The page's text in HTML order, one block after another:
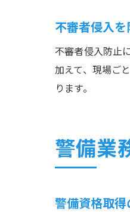
不審者侵入
不審者侵入防止
加えて、現場ご
ります。
警備業
警備資格取